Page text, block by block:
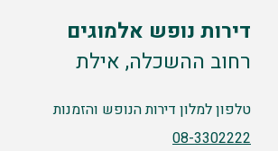
דירות נופש אלמוגים
רחוב ההשכלה, אילת
טלפון למלון דירות הנופש והזמנות
08-3302222